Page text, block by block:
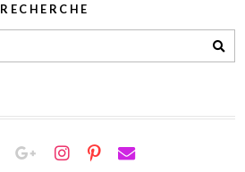
RECHERCHE